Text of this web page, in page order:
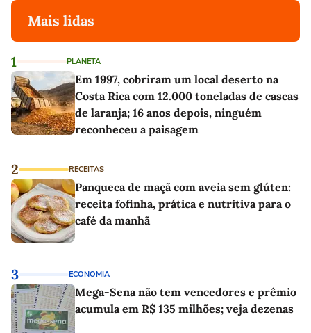
Mais lidas
1 PLANETA
Em 1997, cobriram um local deserto na
Costa Rica com 12.000 toneladas de cascas
de laranja; 16 anos depois, ninguém
reconheceu a paisagem
2 RECEITAS
Panqueca de maçã com aveia sem glúten:
receita fofinha, prática e nutritiva para o
café da manhã
3 ECONOMIA
Mega-Sena não tem vencedores e prêmio
acumula em R$ 135 milhões; veja dezenas